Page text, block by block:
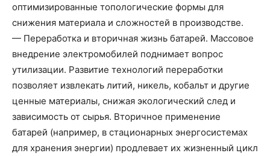
оптимизированные топологические формы для
снижения материала и сложностей в производстве.
— Переработка и вторичная жизнь батарей. Массовое
внедрение электромобилей поднимает вопрос
утилизации. Развитие технологий переработки
позволяет извлекать литий, никель, кобальт и другие
ценные материалы, снижая экологический след и
зависимость от сырья. Вторичное применение
батарей (например, в стационарных энергосистемах
для хранения энергии) продлевает их жизненный цикл